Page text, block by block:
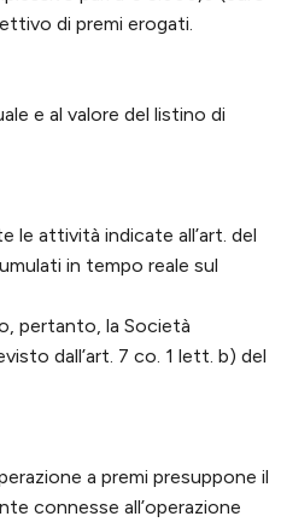
di premi erogati.
e al valore del listino di
le attività indicate all’art. del
in tempo reale sul
pertanto, la Società
dall’art. 7 co. 1 lett. b) del
a premi presuppone il
connesse all’operazione